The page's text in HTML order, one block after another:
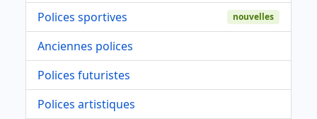
Polices sportives
nouvelles
Anciennes polices
Polices futuristes
Polices artistiques